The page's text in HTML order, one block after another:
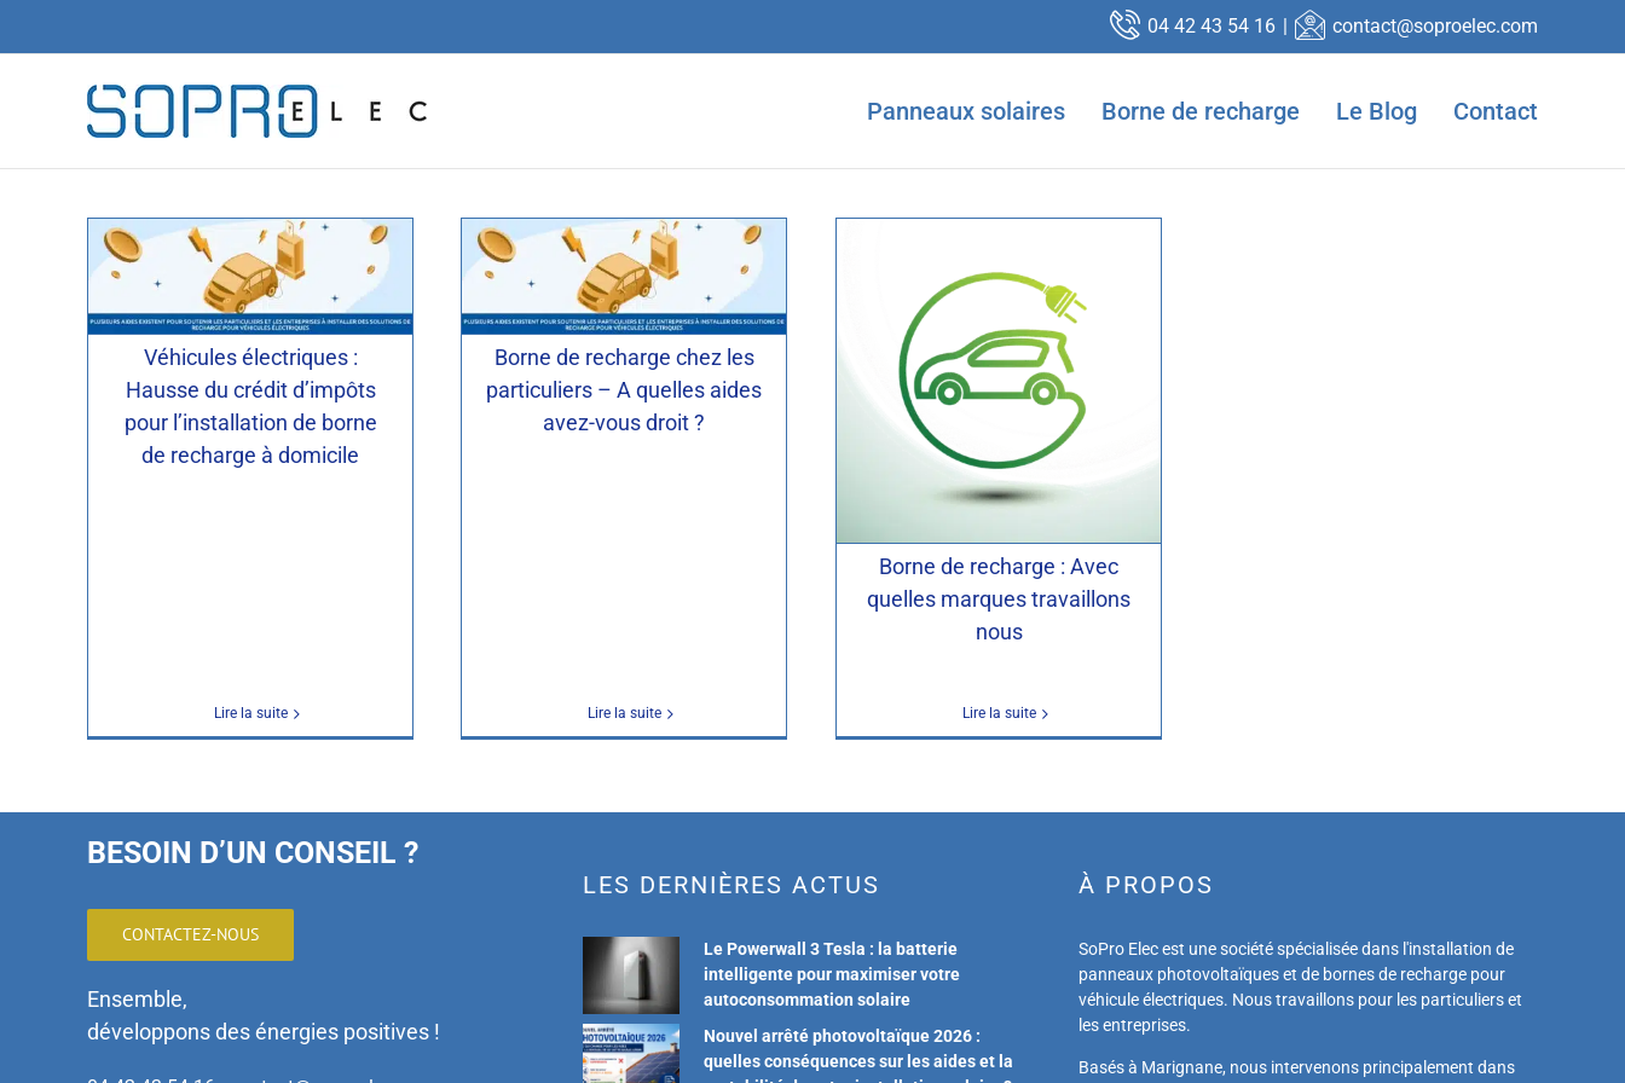
au
04 42 43 54 16 | contact@soproelec.com
Panneaux solaires Borne de recharge Le Blog Contact
Véhicules électriques :
Hausse du crédit d’impôts
pour l’installation de borne
de recharge à domicile
Lire la suite
Borne de recharge chez les
particuliers – A quelles aides
avez-vous droit ?
Lire la suite
Borne de recharge : Avec
quelles marques travaillons
nous
Lire la suite
BESOIN D’UN CONSEIL ?
CONTACTEZ-NOUS
Ensemble,
développons des énergies positives !
LES DERNIÈRES ACTUS
Le Powerwall 3 Tesla : la batterie
intelligente pour maximiser votre
autoconsommation solaire
Nouvel arrêté photovoltaïque 2026 :
quelles conséquences sur les aides et la
À PROPOS
SoPro Elec est une société spécialisée dans l'installation de
panneaux photovoltaïques et de bornes de recharge pour
véhicule électriques. Nous travaillons pour les particuliers et
les entreprises.
Basés à Marignane, nous intervenons principalement dans